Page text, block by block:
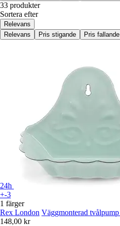
33 produkter
Sortera efter
Relevans
Relevans
Pris stigande Pris fallande
24h
+-3
1 färger
Rex London Väggmonterad
148,00 kr